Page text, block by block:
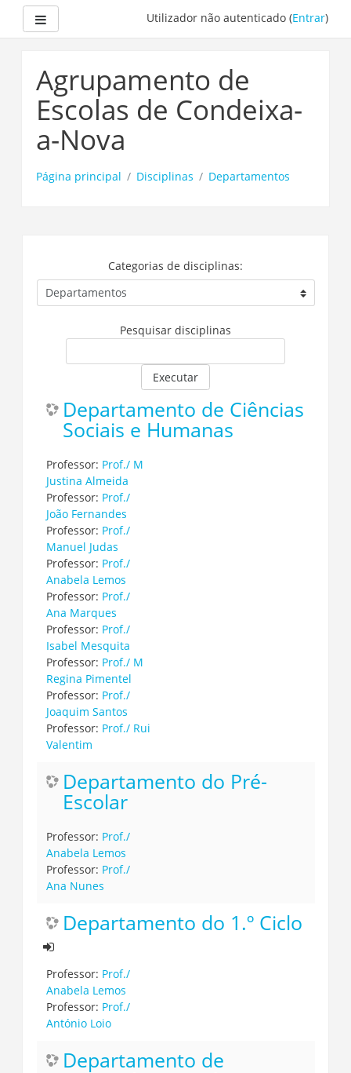
principal
Utilizador não autenticado (Entrar)
Agrupamento de
Escolas de Condeixa-
a-Nova
Página principal Disciplinas Departamentos
Categorias de disciplinas:
Pesquisar disciplinas
Executar
Departamento de Ciências
Sociais e Humanas
Professor: Prof./ M
Justina Almeida
Professor: Prof./
João Fernandes
Professor: Prof./
Manuel Judas
Professor: Prof./
Anabela Lemos
Professor: Prof./
Ana Marques
Professor: Prof./
Isabel Mesquita
Professor: Prof./ M
Regina Pimentel
Professor: Prof./
Joaquim Santos
Professor: Prof./ Rui
Valentim
Departamento do Pré-
Escolar
Professor: Prof./
Anabela Lemos
Professor: Prof./
Ana Nunes
Departamento do 1.º Ciclo
Professor: Prof./
Anabela Lemos
Professor: Prof./
António Loio
Departamento de